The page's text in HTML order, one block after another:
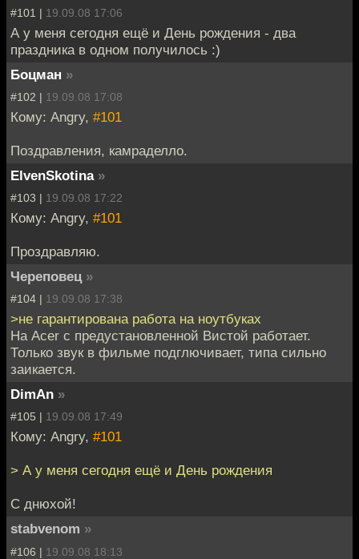
#101 | 19.09.08 17:06
А у меня сегодня ещё и День рождения - два
праздника в одном получилось :)
Боцман »
#102 | 19.09.08 17:08
Кому: Angry, #101
Поздравления, камраделло.
ElvenSkotina »
#103 | 19.09.08 17:22
Кому: Angry, #101
Проздравляю.
Череповец »
#104 | 19.09.08 17:38
>не гарантирована работа на ноутбуках
На Acer с предустановленной Вистой работает.
Только звук в фильме подглючивает, типа сильно
заикается.
DimAn »
#105 | 19.09.08 17:49
Кому: Angry, #101
> А у меня сегодня ещё и День рождения
С днюхой!
stabvenom »
#106 | 19.09.08 18:13